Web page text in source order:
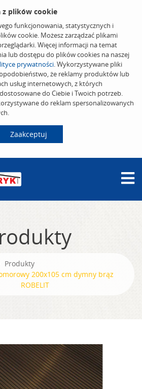
z plików cookie
funkcjonowania, statystycznych i
cookie. Możesz zarządzać plikami
Więcej informacji na temat
lub dostępu do plików cookies na naszej
prywatności. Wykorzystywane pliki
że reklamy produktów lub
usług internetowych, z których
do Ciebie i Twoich potrzeb.
do reklam spersonalizowanych
Zaakceptuj
Produkty
200x105 cm dymny brąz
ROBELIT